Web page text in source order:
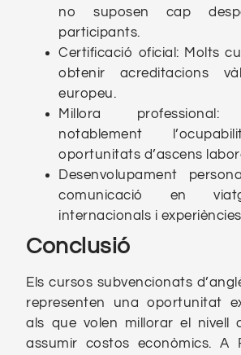
no suposen cap
participants.
Certificació oficial: Molts
obtenir acreditacions
europeu.
Millora professional:
notablement
oportunitats d’ascens
Desenvolupament
comunicació en
internacionals i
Conclusió
Els cursos subvencionats
representen una oportunitat
als que volen millorar el nivell
assumir costos econòmics. A